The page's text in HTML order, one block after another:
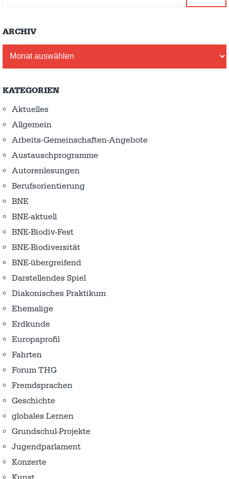
ARCHIV
KATEGORIEN
Aktuelles
Allgemein
Arbeits-Gemeinschaften-Angebote
Austausch­programme
Autorenlesungen
Berufsorientierung
BNE
BNE-aktuell
BNE-Biodiv-Fest
BNE-Biodiversität
BNE-übergreifend
Darstellendes Spiel
Diakonisches Praktikum
Ehemalige
Erdkunde
Europaprofil
Fahrten
Forum THG
Fremdsprachen
Geschichte
globales Lernen
Grundschul-Projekte
Jugendparlament
Konzerte